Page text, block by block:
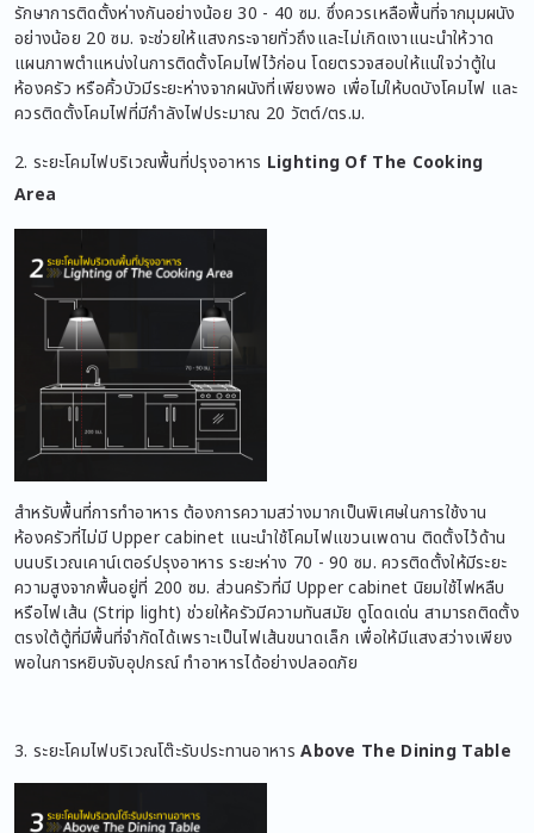
รักษาการติดตั้งห่างกันอย่างน้อย 30 - 40 ซม. ซึ่งควรเหลือพื้นที่จากมุมผนัง
อย่างน้อย 20 ซม. จะช่วยให้แสงกระจายทั่วถึงและไม่เกิดเงาแนะนำให้วาด
แผนภาพตำแหน่งในการติดตั้งโคมไฟไว้ก่อน โดยตรวจสอบให้แน่ใจว่าตู้ใน
ห้องครัว หรือคิ้วบัวมีระยะห่างจากผนังที่เพียงพอ เพื่อไม่ให้บดบังโคมไฟ และ
ควรติดตั้งโคมไฟที่มีกำลังไฟประมาณ 20 วัตต์/ตร.ม.
2. ระยะโคมไฟบริเวณพื้นที่ปรุงอาหาร Lighting Of The Cooking
Area
สำหรับพื้นที่การทำอาหาร ต้องการความสว่างมากเป็นพิเศษในการใช้งาน
ห้องครัวที่ไม่มี Upper cabinet แนะนำใช้โคมไฟแขวนเพดาน ติดตั้งไว้ด้าน
บนบริเวณเคาน์เตอร์ปรุงอาหาร ระยะห่าง 70 - 90 ซม. ควรติดตั้งให้มีระยะ
ความสูงจากพื้นอยู่ที่ 200 ซม. ส่วนครัวที่มี Upper cabinet นิยมใช้ไฟหลืบ
หรือไฟเส้น (Strip light) ช่วยให้ครัวมีความทันสมัย ดูโดดเด่น สามารถติดตั้ง
ตรงใต้ตู้ที่มีพื้นที่จำกัดได้เพราะเป็นไฟเส้นขนาดเล็ก เพื่อให้มีแสงสว่างเพียง
พอในการหยิบจับอุปกรณ์ ทำอาหารได้อย่างปลอดภัย
3. ระยะโคมไฟบริเวณโต๊ะรับประทานอาหารAbove The Dining Table